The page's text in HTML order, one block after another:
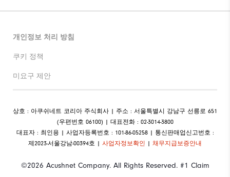
©2026 Acushnet Company. All Rights Reserved. #1 Claim
개인정보 처리 방침
쿠키 정책
미요구 제안
상호 : 아쿠쉬네트 코리아 주식회사 | 주소 : 서울특별시 강남구 선릉로 651
(우편번호 06100) | 대표전화 : 02-3014-3800
대표자 : 최인용 | 사업자등록번호 : 101-86-05258 | 통신판매업신고번호 :
제2023-서울강남-00394호 | 사업자정보확인 | 채무지급보증안내